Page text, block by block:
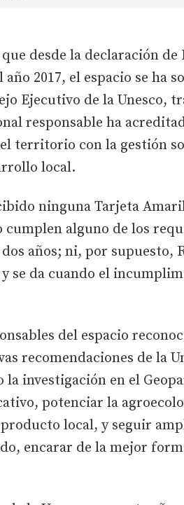
desde la declaración de
2017, el espacio se ha
Ejecutivo de la Unesco,
responsable ha
territorio con la gestión
local.
ninguna Tarjeta
alguno de los
años; ni, por supuesto,
se da cuando el
del espacio
recomendaciones de la
investigación en el
potenciar la
local, y seguir
encarar de la mejor